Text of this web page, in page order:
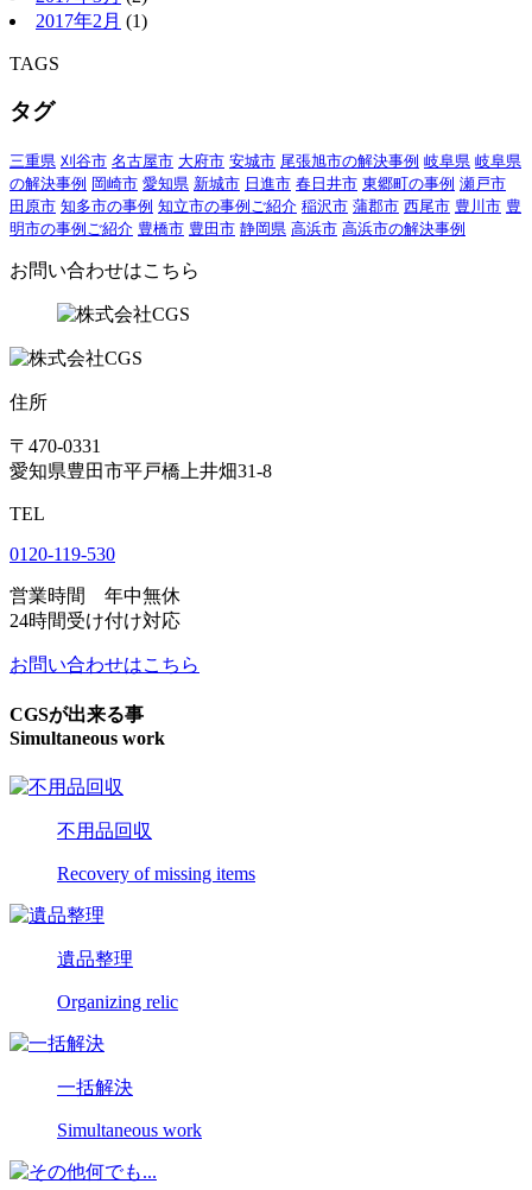
2017年2月 (1)
TAGS
タグ
三重県 刈谷市 名古屋市 大府市 安城市 尾張旭市の解決事例 岐阜県 岐阜県
の解決事例 岡崎市 愛知県 新城市 日進市 春日井市 東郷町の事例 瀬戸市
田原市 知多市の事例 知立市の事例ご紹介 稲沢市 蒲郡市 西尾市 豊川市 豊
明市の事例ご紹介 豊橋市 豊田市 静岡県 高浜市 高浜市の解決事例
お問い合わせはこちら
住所
〒470-0331
愛知県豊田市平戸橋上井畑31-8
TEL
0120-119-530
営業時間 年中無休
24時間受け付け対応
お問い合わせはこちら
CGSが出来る事
Simultaneous work
不用品回収
Recovery of missing items
遺品整理
Organizing relic
一括解決
Simultaneous work